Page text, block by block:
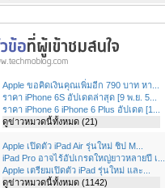
Apple ขอคิดเงินคุณเพิ่มอีก 790 บาท หา...
ราคา iPhone 6S อัปเดตล่าสุด [9 พ.ย. 5...
ราคา iPhone 6 iPhone 6 Plus อัปเดต [1...
ดูข่าวหมวดนี้ทั้งหมด (21)
Apple เปิดตัว iPad Air รุ่นใหม่ ชิป M...
iPad Pro อาจไร้อัปเกรดใหญ่ยาวหลายปี เ...
Apple เตรียมเปิดตัว iPad รุ่นใหม่ และ...
ดูข่าวหมวดนี้ทั้งหมด (1142)